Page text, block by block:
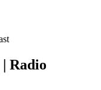
Radio